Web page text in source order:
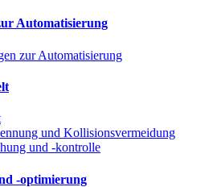
Automatisierung
zur Automatisierung
und Kollisionsvermeidung
und -kontrolle
-optimierung